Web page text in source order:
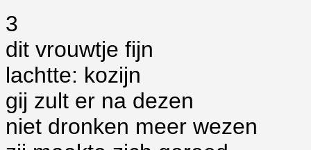
3
dit vrouwtje fijn
lachtte: kozijn
gij zult er na dezen
niet dronken meer wezen